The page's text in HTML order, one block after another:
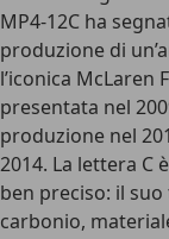
MP4-12C ha
produzione di
l’iconica McLaren
presentata nel
produzione nel
2014. La lettera C
ben preciso: il
carbonio,